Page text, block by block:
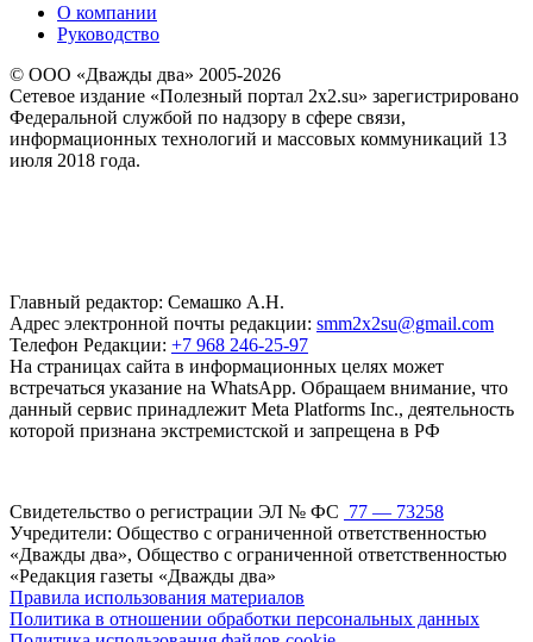
О компании
Руководство
© ООО «Дважды два» 2005-2026
Сетевое издание «Полезный портал 2x2.su» зарегистрировано
Федеральной службой по надзору в сфере связи,
информационных технологий и массовых коммуникаций 13
июля 2018 года.
Главный редактор: Семашко А.Н.
Адрес электронной почты редакции: smm2x2su@gmail.com
Телефон Редакции: +7 968 246-25-97
На страницах сайта в информационных целях может
встречаться указание на WhatsApp. Обращаем внимание, что
данный сервис принадлежит Meta Platforms Inc., деятельность
которой признана экстремистской и запрещена в РФ
Свидетельство о регистрации ЭЛ № ФС 77 — 73258
Учредители: Общество с ограниченной ответственностью
«Дважды два», Общество с ограниченной ответственностью
«Редакция газеты «Дважды два»
Правила использования материалов
Политика в отношении обработки персональных данных